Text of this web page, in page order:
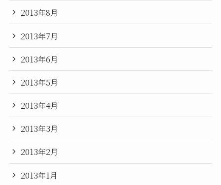
2013年8月
2013年7月
2013年6月
2013年5月
2013年4月
2013年3月
2013年2月
2013年1月